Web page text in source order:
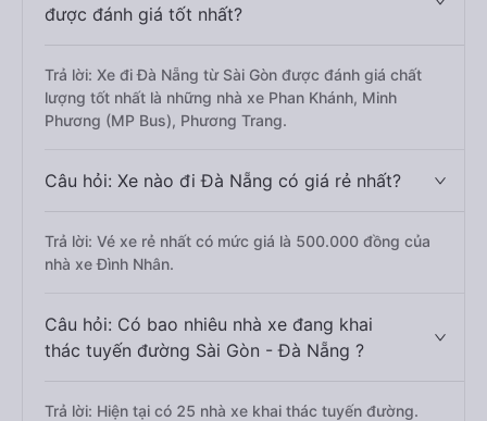
được đánh giá tốt nhất?
Trả lời: Xe đi Đà Nẵng từ Sài Gòn được đánh giá chất
lượng tốt nhất là những nhà xe Phan Khánh, Minh
Phương (MP Bus), Phương Trang.
Câu hỏi: Xe nào đi Đà Nẵng có giá rẻ nhất?
Trả lời: Vé xe rẻ nhất có mức giá là 500.000 đồng của
nhà xe Đình Nhân.
Câu hỏi: Có bao nhiêu nhà xe đang khai
thác tuyến đường Sài Gòn - Đà Nẵng ?
Trả lời: Hiện tại có 25 nhà xe khai thác tuyến đường.